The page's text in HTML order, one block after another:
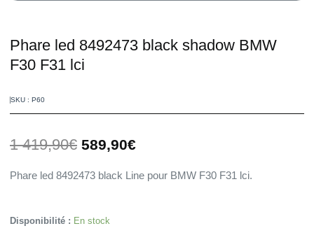
Phare led 8492473 black shadow BMW
F30 F31 lci
SKU : P60
1 419,90€ Le
prix
initial
était :
589,90€Le
actuel
est :
Phare led 8492473 black Line pour BMW F30 F31 lci.
Disponibilité : En stock
Quantité